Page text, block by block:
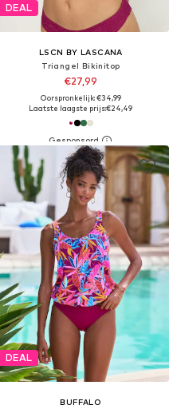
DEAL
LSCN BY LASCANA
Triangel Bikinitop
€27,99
Oorspronkelijk: €34,99
Laatste laagste prijs:€24,49
DEAL
BUFFALO